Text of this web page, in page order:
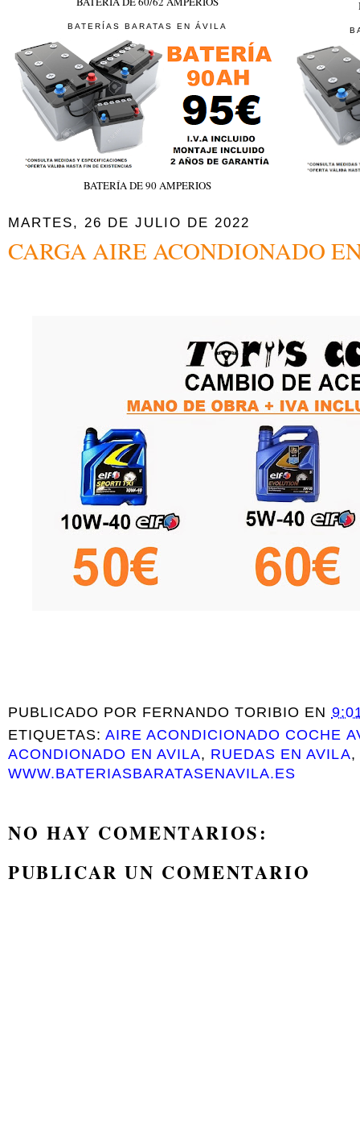
BATERÍAS BARATAS EN ÁVILA
BATERÍA DE 90 AMPERIOS
MARTES, 26 DE JULIO DE 2022
CARGA AIRE ACONDIONADO
PUBLICADO POR FERNANDO TORIBIO EN
ETIQUETAS:AIRE ACONDICIONADO COCHE
ACONDIONADO EN AVILA, RUEDAS EN AVILA,
WWW.BATERIASBARATASENAVILA.ES
NO HAY COMENTARIOS:
PUBLICAR UN COMENTARIO